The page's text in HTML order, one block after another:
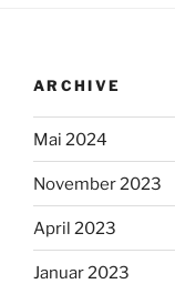
ARCHIVE
Mai 2024
November 2023
April 2023
Januar 2023